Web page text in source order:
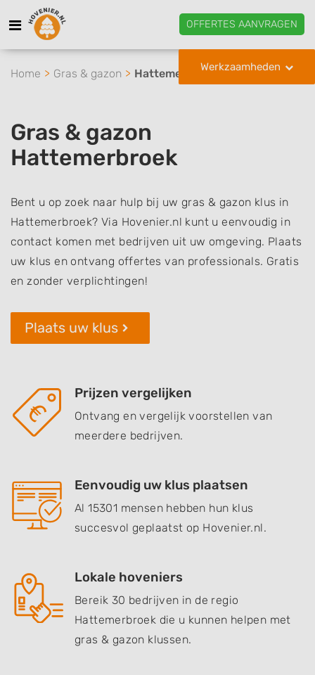
OFFERTES AANVRAGEN
Werkzaamheden
Home Gras & gazon Hattemerbroek
Gras & gazon
Hattemerbroek
Bent u op zoek naar hulp bij uw gras & gazon klus in
Hattemerbroek? Via Hovenier.nl kunt u eenvoudig in
contact komen met bedrijven uit uw omgeving. Plaats
uw klus en ontvang offertes van professionals. Gratis
en zonder verplichtingen!
Plaats uw klus
Prijzen vergelijken
Ontvang en vergelijk voorstellen van
meerdere bedrijven.
Eenvoudig uw klus plaatsen
Al 15301 mensen hebben hun klus
succesvol geplaatst op Hovenier.nl.
Lokale hoveniers
Bereik 30 bedrijven in de regio
Hattemerbroek die u kunnen helpen met
gras & gazon klussen.